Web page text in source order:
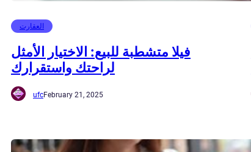
العقارت
فيلا متشطبة للبيع: الاختيار الأمثل
لراحتك واستقرارك
ufcFebruary 21, 2025